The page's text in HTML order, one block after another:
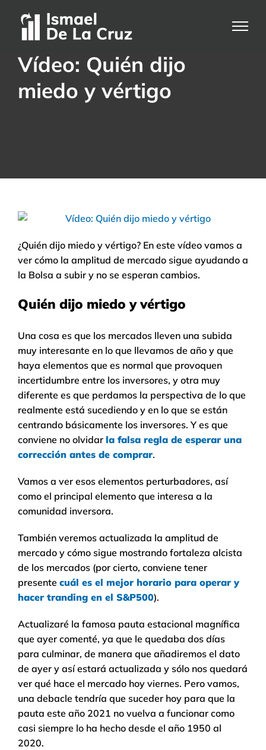
Vídeo: Quién dijo
miedo y vértigo
¿Quién dijo miedo y vértigo? En este vídeo vamos a
ver cómo la amplitud de mercado sigue ayudando a
la Bolsa a subir y no se esperan cambios.
Quién dijo miedo y vértigo
Una cosa es que los mercados lleven una subida
muy interesante en lo que llevamos de año y que
haya elementos que es normal que provoquen
incertidumbre entre los inversores, y otra muy
diferente es que perdamos la perspectiva de lo que
realmente está sucediendo y en lo que se están
centrando básicamente los inversores. Y es que
conviene no olvidar la falsa regla de esperar una
corrección antes de comprar.
Vamos a ver esos elementos perturbadores, así
como el principal elemento que interesa a la
comunidad inversora.
También veremos actualizada la amplitud de
mercado y cómo sigue mostrando fortaleza alcista
de los mercados (por cierto, conviene tener
presente cuál es el mejor horario para operar y
hacer tranding en el S&P500).
Actualizaré la famosa pauta estacional magnífica
que ayer comenté, ya que le quedaba dos días
para culminar, de manera que añadiremos el dato
de ayer y así estará actualizada y sólo nos quedará
ver qué hace el mercado hoy viernes. Pero vamos,
una debacle tendría que suceder hoy para que la
pauta este año 2021 no vuelva a funcionar como
casi siempre lo ha hecho desde el año 1950 al
2020.